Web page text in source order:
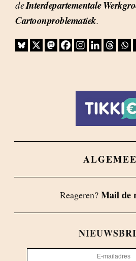
deInterdepartementale
Cartoonproblematiek.
Reageren? Mail de